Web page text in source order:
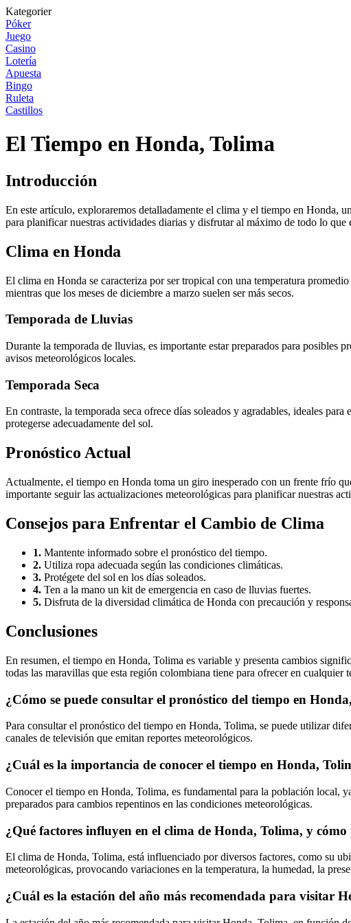
Kategorier
Póker
Juego
Casino
Lotería
Apuesta
Bingo
Ruleta
Castillos
El Tiempo en Honda, Tolima
Introducción
En este artículo, exploraremos detalladamente el clima y el tiempo en Honda,
para planificar nuestras actividades diarias y disfrutar al máximo de todo lo que
Clima en Honda
El clima en Honda se caracteriza por ser tropical con una temperatura
mientras que los meses de diciembre a marzo suelen ser más secos.
Temporada de Lluvias
Durante la temporada de lluvias, es importante estar preparados para posibles
avisos meteorológicos locales.
Temporada Seca
En contraste, la temporada seca ofrece días soleados y agradables, ideales
protegerse adecuadamente del sol.
Pronóstico Actual
Actualmente, el tiempo en Honda toma un giro inesperado con un frente frío
importante seguir las actualizaciones meteorológicas para planificar nuestras
Consejos para Enfrentar el Cambio de Clima
1. Mantente informado sobre el pronóstico del tiempo.
2. Utiliza ropa adecuada según las condiciones climáticas.
3. Protégete del sol en los días soleados.
4. Ten a la mano un kit de emergencia en caso de lluvias fuertes.
5. Disfruta de la diversidad climática de Honda con precaución y
Conclusiones
En resumen, el tiempo en Honda, Tolima es variable y presenta cambios
todas las maravillas que esta región colombiana tiene para ofrecer en
¿Cómo se puede consultar el pronóstico del tiempo en
Para consultar el pronóstico del tiempo en Honda, Tolima, se puede utilizar
canales de televisión que emitan reportes meteorológicos.
¿Cuál es la importancia de conocer el tiempo en Honda,
Conocer el tiempo en Honda, Tolima, es fundamental para la población local,
preparados para cambios repentinos en las condiciones meteorológicas.
¿Qué factores influyen en el clima de Honda, Tolima, y
El clima de Honda, Tolima, está influenciado por diversos factores, como su
meteorológicas, provocando variaciones en la temperatura, la humedad, la
¿Cuál es la estación del año más recomendada para visitar